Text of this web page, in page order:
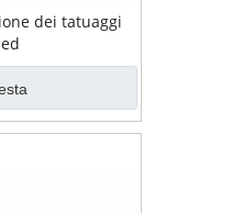
dei tatuaggi